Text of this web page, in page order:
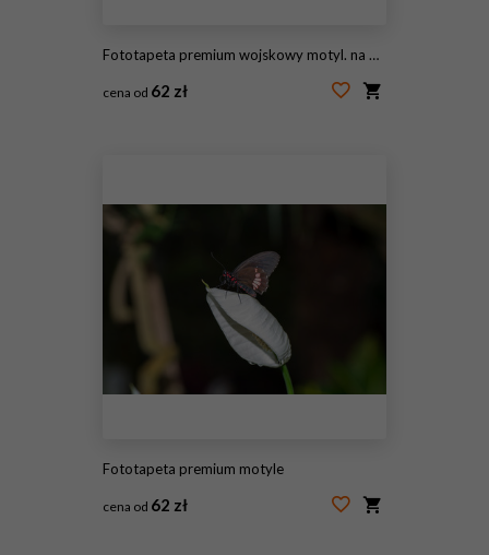
Fototapeta premium wojskowy motyl. na białym tle
cena od 62 zł
Fototapeta premium motyle
cena od 62 zł